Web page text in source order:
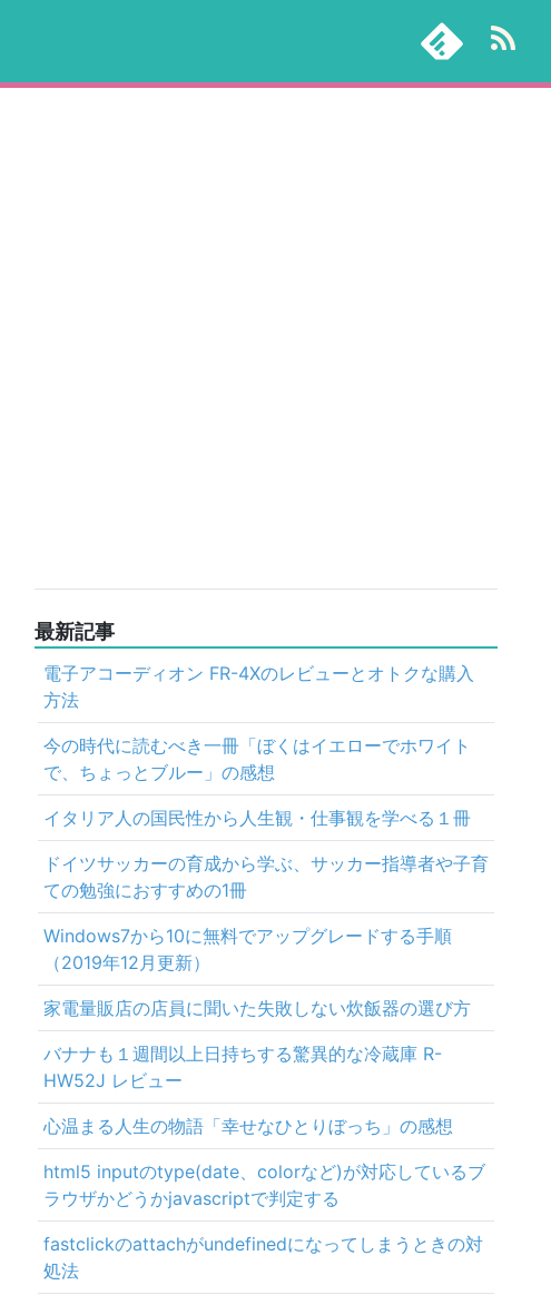
最新記事
電子アコーディオン FR-4Xのレビューとオトクな購入
方法
今の時代に読むべき一冊「ぼくはイエローでホワイト
で、ちょっとブルー」の感想
イタリア人の国民性から人生観・仕事観を学べる１冊
ドイツサッカーの育成から学ぶ、サッカー指導者や子育
ての勉強におすすめの1冊
Windows7から10に無料でアップグレードする手順
（2019年12月更新）
家電量販店の店員に聞いた失敗しない炊飯器の選び方
バナナも１週間以上日持ちする驚異的な冷蔵庫 R-
HW52J レビュー
心温まる人生の物語「幸せなひとりぼっち」の感想
html5 inputのtype(date、colorなど)が対応しているブ
ラウザかどうかjavascriptで判定する
fastclickのattachがundefinedになってしまうときの対
処法